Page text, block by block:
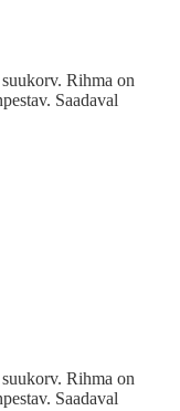
Rihma on
Saadaval
Rihma on
Saadaval